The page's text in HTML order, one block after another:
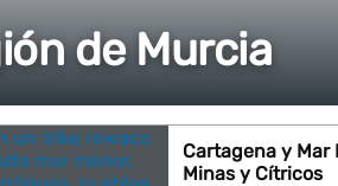
de Murcia
Cartagena y Mar
Minas y Cítricos